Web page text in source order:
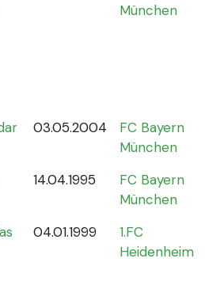
München
03.05.2004
FC Bayern
München
14.04.1995
FC Bayern
München
04.01.1999
1.FC
Heidenheim